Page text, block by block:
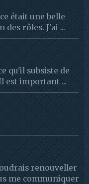
était une belle
des rôles. J'ai ...
qu'il subsiste de
est important ...
renouveller
me communiquer